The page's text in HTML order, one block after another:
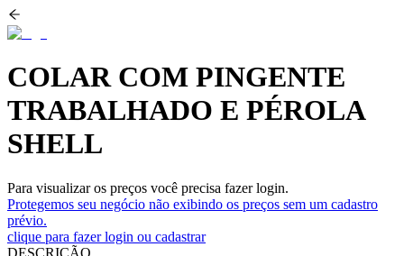
COLAR COM PINGENTE
TRABALHADO E PÉROLA
SHELL
Para visualizar os preços você precisa fazer login.
Protegemos seu negócio não exibindo os preços sem um cadastro
prévio.
clique para fazer login ou cadastrar
DESCRIÇÃO